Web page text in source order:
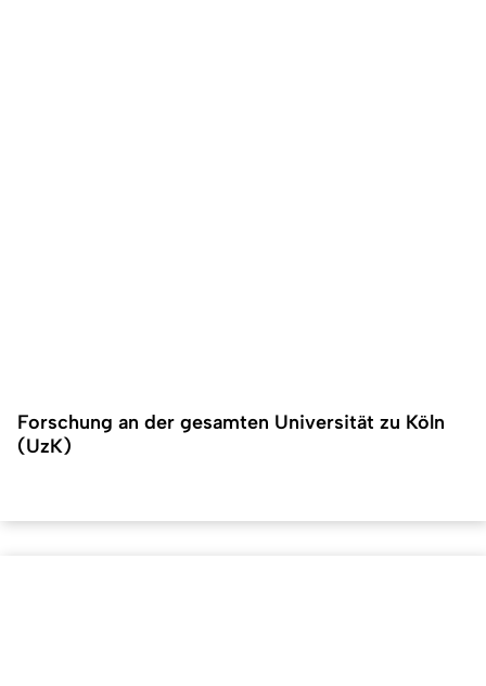
Forschung an der gesamten Universität zu Köln
(UzK)